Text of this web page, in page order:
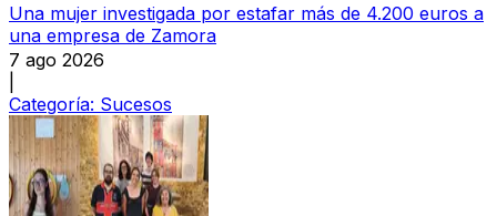
Una mujer investigada por estafar más de 4.200 euros a
una empresa de Zamora
7 ago 2026
Categoría: Sucesos